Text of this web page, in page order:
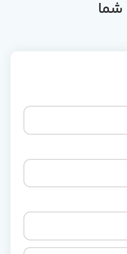
شما